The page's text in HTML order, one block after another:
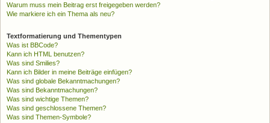
Warum muss mein Beitrag erst freigegeben werden?
Wie markiere ich ein Thema als neu?
Textformatierung und Thementypen
Was ist BBCode?
Kann ich HTML benutzen?
Was sind Smilies?
Kann ich Bilder in meine Beiträge einfügen?
Was sind globale Bekanntmachungen?
Was sind Bekanntmachungen?
Was sind wichtige Themen?
Was sind geschlossene Themen?
Was sind Themen-Symbole?